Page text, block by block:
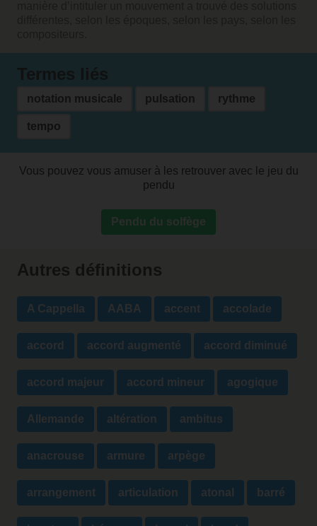
notation musicale pulsation rythme
tempo
Vous pouvez vous amuser à les retrouver avec le jeu du
pendu
Pendu du solfège
Autres définitions
A Cappella AABA accent accolade
accord accord augmenté accord diminué
accord majeur accord mineur agogique
Allemande altération ambitus
anacrouse armure arpège
arrangement articulation atonal barré